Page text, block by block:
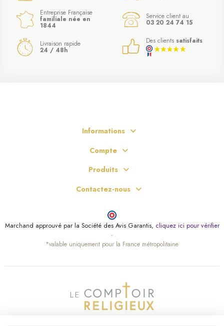
Entreprise Française
familiale née en
1844
Service client au
03 20 24 74 15
Livraison rapide
24 / 48h
Des clients satisfaits
Informations
Compte
Produits
Contactez-nous
Marchand approuvé par la Société des Avis Garantis, cliquez ici pour vérifier
.
*valable uniquement pour la France métropolitaine